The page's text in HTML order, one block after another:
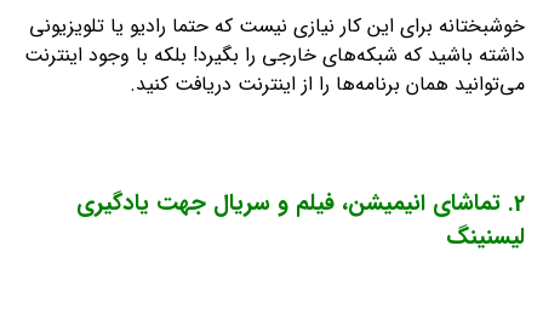
خوشبختانه برای این کار نیازی نیست که حتما رادیو یا تلویزیونی
داشته باشید که شبکه‌های خارجی را بگیرد! بلکه با وجود اینترنت
می‌توانید همان برنامه‌ها را از اینترنت دریافت کنید.
2. تماشای انیمیشن، فیلم و سریال جهت یادگیری
لیسنینگ